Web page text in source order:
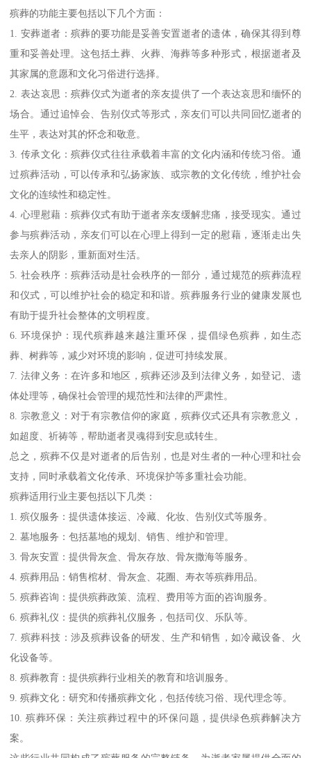
殡葬的功能主要包括以下几个方面：
1. 安葬逝者：殡葬的要功能是妥善安置逝者的遗体，确保其得到尊
重和妥善处理。这包括土葬、火葬、海葬等多种形式，根据逝者及
其家属的意愿和文化习俗进行选择。
2. 表达哀思：殡葬仪式为逝者的亲友提供了一个表达哀思和缅怀的
场合。通过追悼会、告别仪式等形式，亲友们可以共同回忆逝者的
生平，表达对其的怀念和敬意。
3. 传承文化：殡葬仪式往往承载着丰富的文化内涵和传统习俗。通
过殡葬活动，可以传承和弘扬家族、或宗教的文化传统，维护社会
文化的连续性和稳定性。
4. 心理慰藉：殡葬仪式有助于逝者亲友缓解悲痛，接受现实。通过
参与殡葬活动，亲友们可以在心理上得到一定的慰藉，逐渐走出失
去亲人的阴影，重新面对生活。
5. 社会秩序：殡葬活动是社会秩序的一部分，通过规范的殡葬流程
和仪式，可以维护社会的稳定和和谐。殡葬服务行业的健康发展也
有助于提升社会整体的文明程度。
6. 环境保护：现代殡葬越来越注重环保，提倡绿色殡葬，如生态
葬、树葬等，减少对环境的影响，促进可持续发展。
7. 法律义务：在许多和地区，殡葬还涉及到法律义务，如登记、遗
体处理等，确保社会管理的规范性和法律的严肃性。
8. 宗教意义：对于有宗教信仰的家庭，殡葬仪式还具有宗教意义，
如超度、祈祷等，帮助逝者灵魂得到安息或转生。
总之，殡葬不仅是对逝者的后告别，也是对生者的一种心理和社会
支持，同时承载着文化传承、环境保护等多重社会功能。
殡葬适用行业主要包括以下几类：
1. 殡仪服务：提供遗体接运、冷藏、化妆、告别仪式等服务。
2. 墓地服务：包括墓地的规划、销售、维护和管理。
3. 骨灰安置：提供骨灰盒、骨灰存放、骨灰撒海等服务。
4. 殡葬用品：销售棺材、骨灰盒、花圈、寿衣等殡葬用品。
5. 殡葬咨询：提供殡葬政策、流程、费用等方面的咨询服务。
6. 殡葬礼仪：提供的殡葬礼仪服务，包括司仪、乐队等。
7. 殡葬科技：涉及殡葬设备的研发、生产和销售，如冷藏设备、火
化设备等。
8. 殡葬教育：提供殡葬行业相关的教育和培训服务。
9. 殡葬文化：研究和传播殡葬文化，包括传统习俗、现代理念等。
10. 殡葬环保：关注殡葬过程中的环保问题，提供绿色殡葬解决方
案。